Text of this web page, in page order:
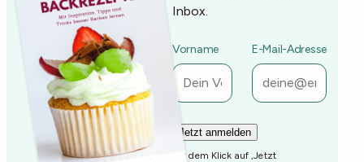
Inbox.
Vorname E-Mail-Adresse
Mit dem Klick auf ‚Jetzt